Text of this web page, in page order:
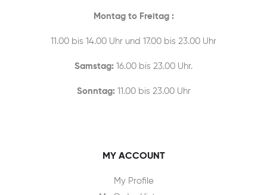
Montag to Freitag :
11.00 bis 14.00 Uhr und 17.00 bis 23.00 Uhr
Samstag: 16.00 bis 23.00 Uhr.
Sonntag:11.00 bis 23.00 Uhr
MY ACCOUNT
My Profile